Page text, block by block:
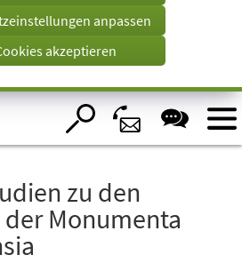
Tab)
anpassen
akzeptieren
zu den
Monumenta